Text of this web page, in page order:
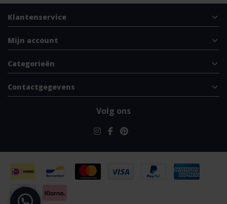
Klantenservice
Mijn account
Categorieën
Contactgegevens
Volg ons